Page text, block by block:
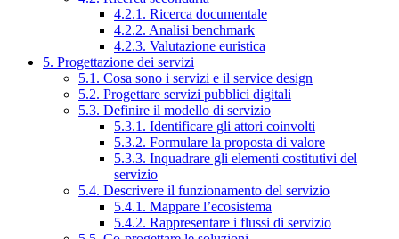
4.2.1. Ricerca documentale
4.2.2. Analisi benchmark
4.2.3. Valutazione euristica
5. Progettazione dei servizi
5.1. Cosa sono i servizi e il service design
5.2. Progettare servizi pubblici digitali
5.3. Definire il modello di servizio
5.3.1. Identificare gli attori coinvolti
5.3.2. Formulare la proposta di valore
5.3.3. Inquadrare gli elementi costitutivi del
servizio
5.4. Descrivere il funzionamento del servizio
5.4.1. Mappare l’ecosistema
5.4.2. Rappresentare i flussi di servizio